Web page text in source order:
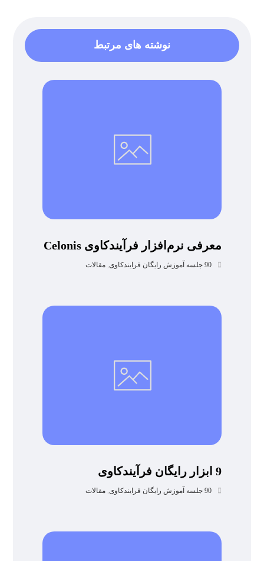
نوشته های مرتبط
معرفی نرم‌افزار فرآیندکاوی Celonis
90 جلسه آموزش رایگان فرایندکاوی ,مقالات
9 ابزار رایگان فرآیندکاوی
90 جلسه آموزش رایگان فرایندکاوی ,مقالات